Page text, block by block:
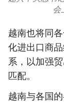
会
越南也将同
化进出口商
系，以加强
匹配。
越南与各国